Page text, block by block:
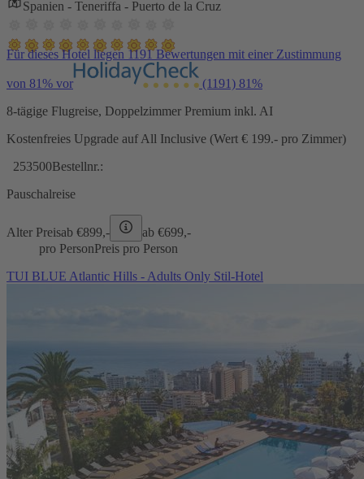
Spanien - Teneriffa - Puerto de la Cruz
Für dieses Hotel liegen 1191 Bewertungen mit einer Zustimmung
von 81% vor (1191) 81%
8-tägige Flugreise, Doppelzimmer Premium inkl. AI
Kostenfreies Upgrade auf All Inclusive (Wert € 199.- pro Zimmer)
253500Bestellnr.:
Pauschalreise
Alter Preisab €899,- ab €699,-
pro PersonPreis pro Person
TUI BLUE Atlantic Hills - Adults Only Stil-Hotel